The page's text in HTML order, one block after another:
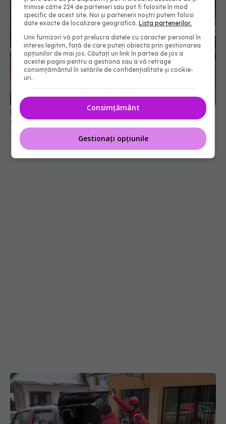
Primele defibrilatoare automate amplasate în
stradă, la Sinaia. FOTO + VIDEO
18 noi 2021, 17:03
trimise către 224 de parteneri sau pot fi folosite în mod
specific de acest site. Noi și partenerii noștri putem folosi
date exacte de localizare geografică.Lista partenerilor.
Unii furnizori vă pot prelucra datele cu caracter personal în
interes legitim, față de care puteți obiecta prin gestionarea
opțiunilor de mai jos. Căutați un link în partea de jos a
acestei pagini pentru a gestiona sau a vă retrage
consimțământul în setările de confidențialitate și cookie-
uri.
Consimțământ
Gestionați opțiunile